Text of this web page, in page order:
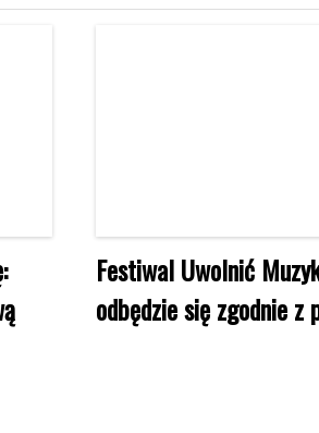
Festiwal Uwolnić
odbędzie się zgodnie z